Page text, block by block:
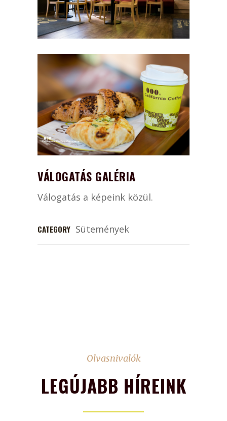
VÁLOGATÁS GALÉRIA
Válogatás a képeink közül.
CATEGORY Sütemények
Olvasnivalók
LEGÚJABB HÍREINK